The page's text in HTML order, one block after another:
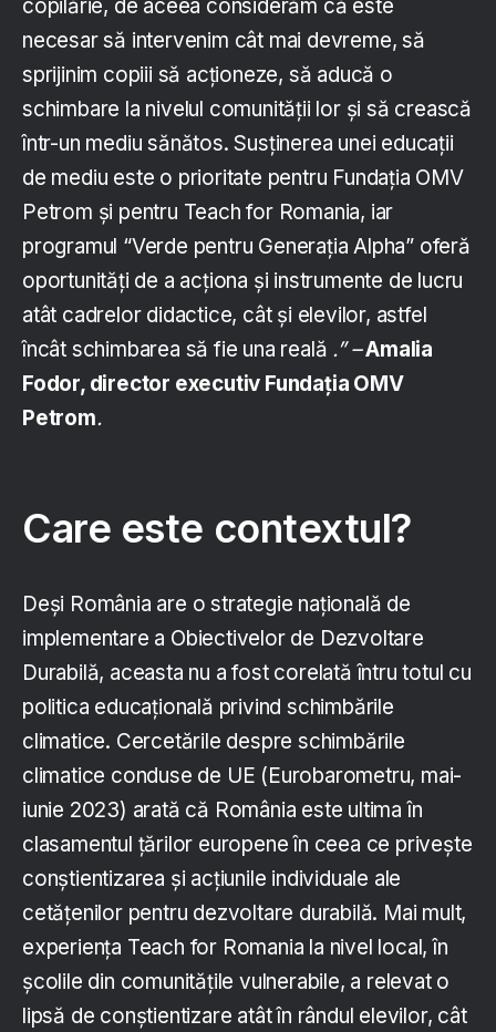
copilărie, de aceea considerăm că este
necesar să intervenim cât mai devreme, să
sprijinim copiii să acționeze, să aducă o
schimbare la nivelul comunității lor și să crească
într-un mediu sănătos. Susținerea unei educații
de mediu este o prioritate pentru Fundația OMV
Petrom și pentru Teach for Romania, iar
programul “Verde pentru Generația Alpha” oferă
oportunități de a acționa și instrumente de lucru
atât cadrelor didactice, cât și elevilor, astfel
încât schimbarea să fie una reală .” –Amalia
Fodor, director executiv Fundaţia OMV
Petrom.
Care este contextul?
Deși România are o strategie națională de
implementare a Obiectivelor de Dezvoltare
Durabilă, aceasta nu a fost corelată întru totul cu
politica educațională privind schimbările
climatice. Cercetările despre schimbările
climatice conduse de UE (Eurobarometru, mai-
iunie 2023) arată că România este ultima în
clasamentul țărilor europene în ceea ce privește
conștientizarea și acțiunile individuale ale
cetățenilor pentru dezvoltare durabilă. Mai mult,
experiența Teach for Romania la nivel local, în
școlile din comunitățile vulnerabile, a relevat o
lipsă de conștientizare atât în rândul elevilor, cât